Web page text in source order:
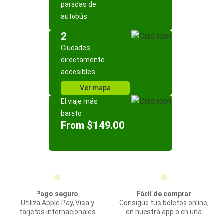
paradas de
autobús
2
Ciudades
directamente
accesibles
Ver mapa
El viaje más
barato
From $149.00
Pago seguro
Utiliza Apple Pay, Visa y
tarjetas internacionales
Fácil de comprar
Consigue tus boletos online,
en nuestra app o en una